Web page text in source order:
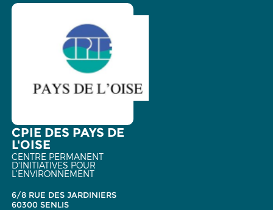
CPIE DES PAYS DE
L'OISE
CENTRE PERMANENT
D'INITIATIVES POUR
L'ENVIRONNEMENT
6/8 RUE DES JARDINIERS
60300 SENLIS